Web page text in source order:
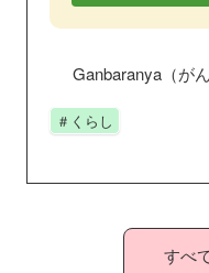
Ganbaranya（が
＃くらし
すべ